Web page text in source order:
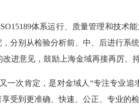
体系运行、质量管理和技术
分别从检验分析前、中、后进行系
进意见，鼓励上海金域再接再厉、
次肯定，是对金域人“专注专业追
受到更准确、快速、公正、专业的检